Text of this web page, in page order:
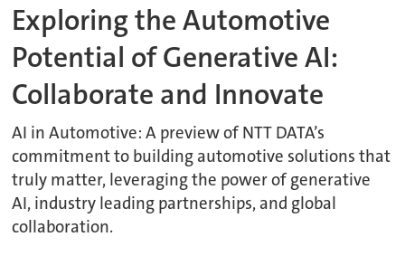
Exploring the Automotive
Potential of Generative AI:
Collaborate and Innovate
AI in Automotive: A preview of NTT DATA’s
commitment to building automotive solutions that
truly matter, leveraging the power of generative
AI, industry leading partnerships, and global
collaboration.